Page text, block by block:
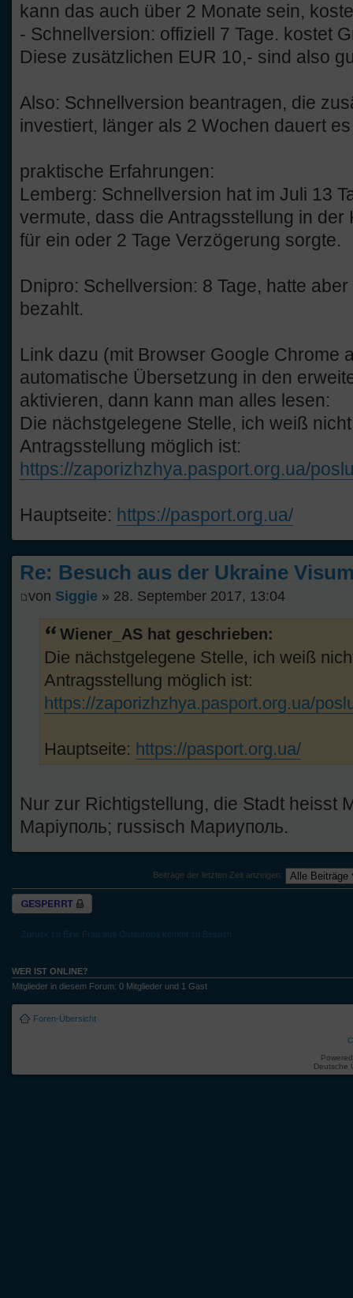
kann das auch über 2 Monate sein,
- Schnellversion: offiziell 7 Tage. kostet
Diese zusätzlichen EUR 10,- sind also
Also: Schnellversion beantragen, die
investiert, länger als 2 Wochen dauert
praktische Erfahrungen:
Lemberg: Schnellversion hat im Juli 13
vermute, dass die Antragsstellung in
für ein oder 2 Tage Verzögerung sorgte.
Dnipro: Schellversion: 8 Tage, hatte
bezahlt.
Link dazu (mit Browser Google Chrome
automatische Übersetzung in den
aktivieren, dann kann man alles lesen:
Die nächstgelegene Stelle, ich weiß
Antragsstellung möglich ist:
https://zaporizhzhya.pasport.org.ua/
Hauptseite: https://pasport.org.ua/
Re: Besuch aus der Ukraine
von Siggie » 28. September 2017, 13:04
Wiener_AS hat geschrieben:
Die nächstgelegene Stelle, ich weiß
Antragsstellung möglich ist:
https://zaporizhzhya.pasport.org.ua/
Hauptseite: https://pasport.org.ua/
Nur zur Richtigstellung, die Stadt heisst
Маріуполь; russisch Мариуполь.
Beiträge der letzten Zeit anzeigen:
Thema gesperrt
Zurück zu Eine Frau aus Osteuropa kommt zu Besuch
WER IST ONLINE?
Mitglieder in diesem Forum: 0 Mitglieder und 1 Gast
Foren-Übersicht
Deutsche